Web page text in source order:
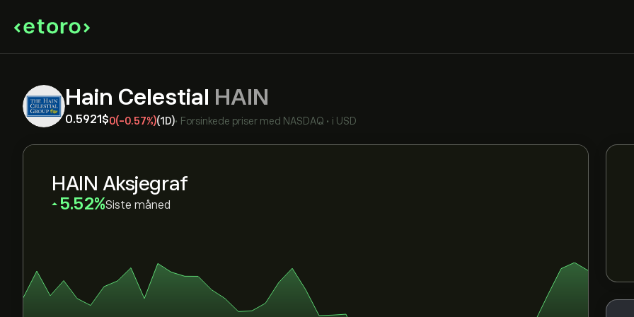
Hain Celestial HAIN
0.5921‎$‎0(-0.57%)(1D)• Forsinkede priser med NASDAQ • i USD
HAIN Aksjegraf
‎5.52‎ Siste måned